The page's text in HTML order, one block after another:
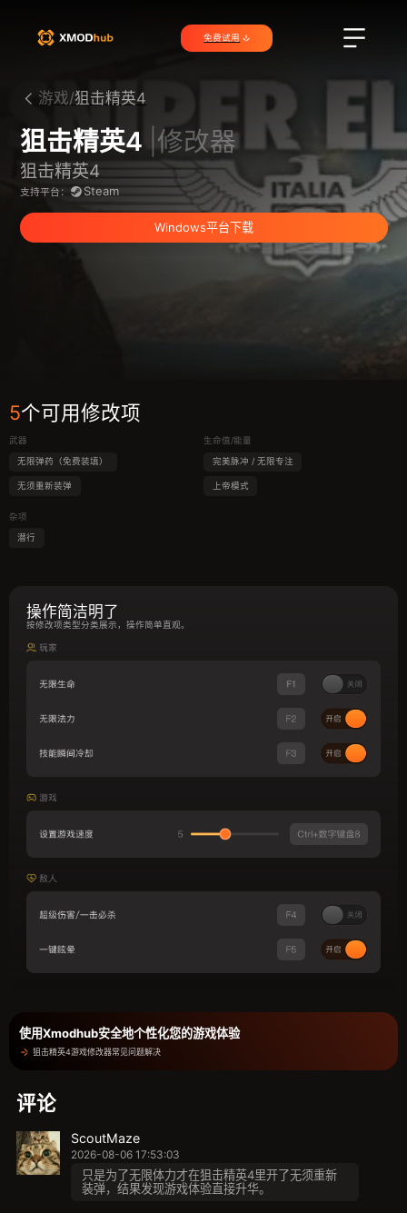
免费试用
游戏/狙击精英4
狙击精英4 |修改器
狙击精英4
支持平台： Steam
Windows平台下载
5个可用修改项
武器
无限弹药（免费装填）
无须重新装弹
杂项
潜行
生命值/能量
完美脉冲 / 无限专注
上帝模式
操作简洁明了
按修改项类型分类展示，操作简单直观。
使用Xmodhub安全地个性化您的游戏体验
狙击精英4游戏修改器常见问题解决
评论
ScoutMaze
2026-08-06 17:53:03
只是为了无限体力才在狙击精英4里开了无须重新
装弹，结果发现游戏体验直接升华。